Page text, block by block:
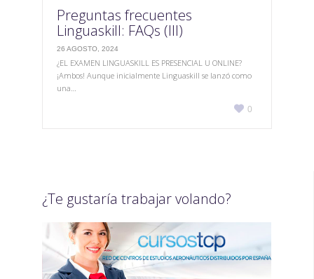
Preguntas frecuentes
Linguaskill: FAQs (III)
26 AGOSTO, 2024
¿EL EXAMEN LINGUASKILL ES PRESENCIAL U ONLINE?
¡Ambos! Aunque inicialmente Linguaskill se lanzó como
una…
Love
0
¿Te gustaría trabajar volando?